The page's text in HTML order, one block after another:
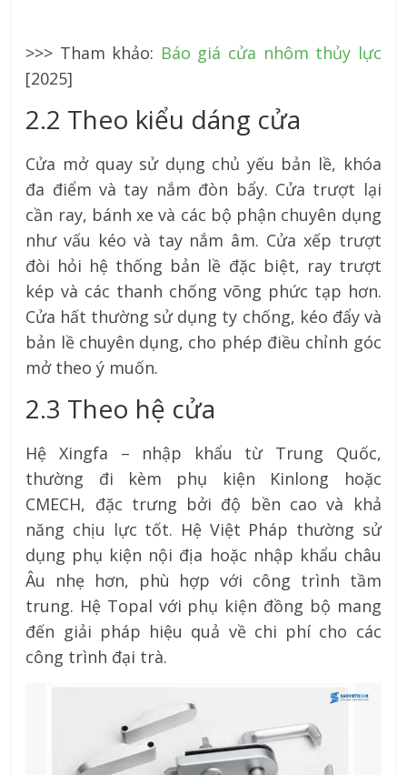
>>> Tham khảo: Báo giá cửa nhôm thủy lực
[2025]
2.2 Theo kiểu dáng cửa
Cửa mở quay sử dụng chủ yếu bản lề, khóa
đa điểm và tay nắm đòn bẩy. Cửa trượt lại
cần ray, bánh xe và các bộ phận chuyên dụng
như vấu kéo và tay nắm âm. Cửa xếp trượt
đòi hỏi hệ thống bản lề đặc biệt, ray trượt
kép và các thanh chống võng phức tạp hơn.
Cửa hất thường sử dụng ty chống, kéo đẩy và
bản lề chuyên dụng, cho phép điều chỉnh góc
mở theo ý muốn.
2.3 Theo hệ cửa
Hệ Xingfa – nhập khẩu từ Trung Quốc,
thường đi kèm phụ kiện Kinlong hoặc
CMECH, đặc trưng bởi độ bền cao và khả
năng chịu lực tốt. Hệ Việt Pháp thường sử
dụng phụ kiện nội địa hoặc nhập khẩu châu
Âu nhẹ hơn, phù hợp với công trình tầm
trung. Hệ Topal với phụ kiện đồng bộ mang
đến giải pháp hiệu quả về chi phí cho các
công trình đại trà.